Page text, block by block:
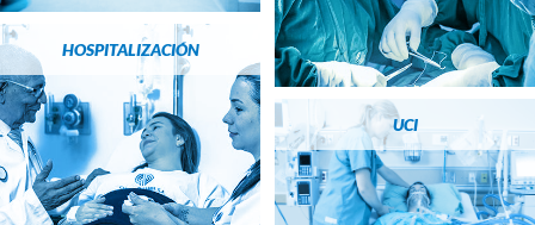
HOSPITALIZACIÓN
UCI